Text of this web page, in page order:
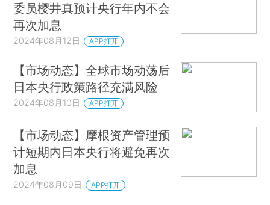
委员樱井真预计央行年内不会
再次加息
2024年08月12日 APP打开
【市场动态】全球市场动荡后
日本央行政策路径充满风险
2024年08月10日 APP打开
【市场动态】摩根资产管理预
计短期内日本央行将避免再次
加息
2024年08月09日 APP打开